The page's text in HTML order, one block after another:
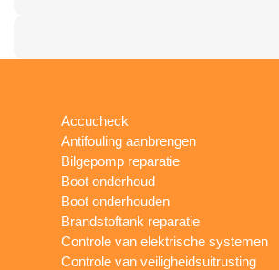
Accucheck
Antifouling aanbrengen
Bilgepomp reparatie
Boot onderhoud
Boot onderhouden
Brandstoftank reparatie
Controle van elektrische systemen
Controle van veiligheidsuitrusting